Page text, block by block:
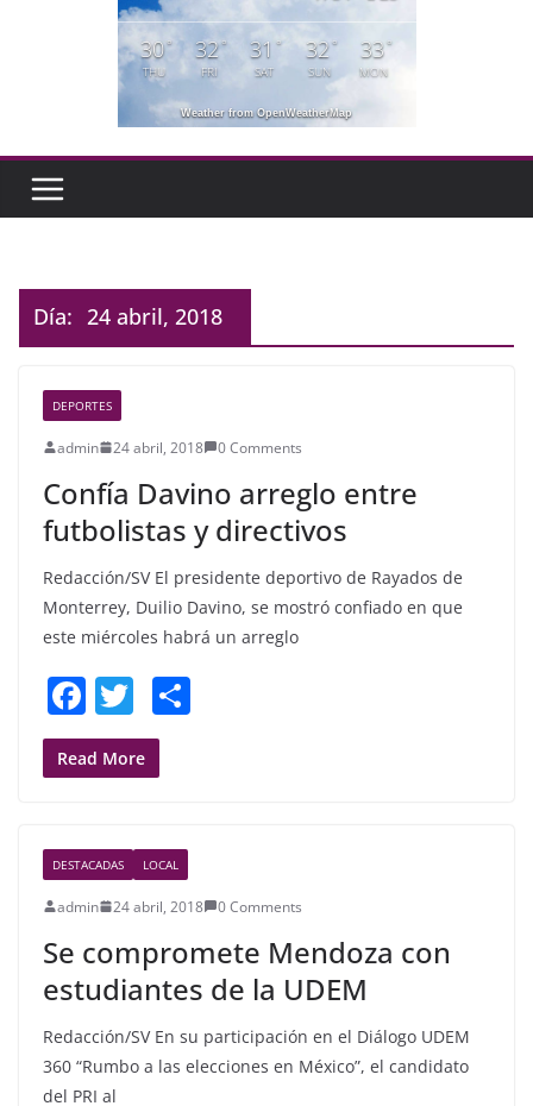
30°
THU
32°
FRI
31 °
SAT
32°
SUN
33°
MON
Weather from OpenWeatherMap
Día: 24 abril, 2018
DEPORTES
admin 24 abril, 2018 0 Comments
Confía Davino arreglo entre
futbolistas y directivos
Redacción/SV El presidente deportivo de Rayados de
Monterrey, Duilio Davino, se mostró confiado en que
este miércoles habrá un arreglo
F
a
c
b
o
o
k
T
w
itt
Read More
DESTACADAS LOCAL
admin 24 abril, 2018 0 Comments
Se compromete Mendoza con
estudiantes de la UDEM
Redacción/SV En su participación en el Diálogo UDEM
360 “Rumbo a las elecciones en México”, el candidato
del PRI al